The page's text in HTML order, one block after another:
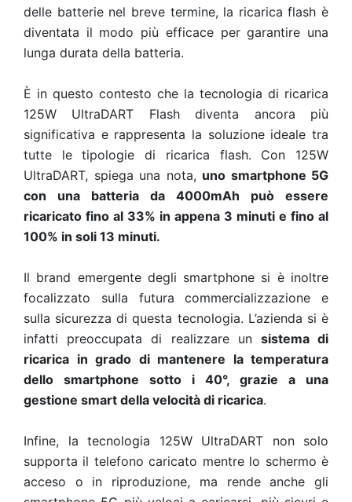
delle batterie nel breve termine, la ricarica flash è
diventata il modo più efficace per garantire una
lunga durata della batteria.
È in questo contesto che la tecnologia di ricarica
125W UltraDART Flash diventa ancora più
significativa e rappresenta la soluzione ideale tra
tutte le tipologie di ricarica flash. Con 125W
UltraDART, spiega una nota, uno smartphone 5G
con una batteria da 4000mAh può essere
ricaricato fino al 33% in appena 3 minuti e fino al
100% in soli 13 minuti.
Il brand emergente degli smartphone si è inoltre
focalizzato sulla futura commercializzazione e
sulla sicurezza di questa tecnologia. L’azienda si è
infatti preoccupata di realizzare un sistema di
ricarica in grado di mantenere la temperatura
dello smartphone sotto i 40°, grazie a una
gestione smart della velocità di ricarica.
Infine, la tecnologia 125W UltraDART non solo
supporta il telefono caricato mentre lo schermo è
acceso o in riproduzione, ma rende anche gli